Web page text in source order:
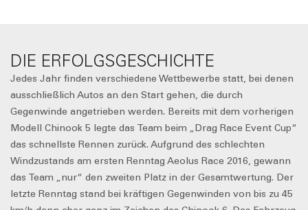
DIE ERFOLGSGESCHICHTE
Jedes Jahr finden verschiedene Wettbewerbe statt, bei denen
ausschließlich Autos an den Start gehen, die durch
Gegenwinde angetrieben werden. Bereits mit dem vorherigen
Modell Chinook 5 legte das Team beim „Drag Race Event Cup“
das schnellste Rennen zurück. Aufgrund des schlechten
Windzustands am ersten Renntag Aeolus Race 2016, gewann
das Team „nur“ den zweiten Platz in der Gesamtwertung. Der
letzte Renntag stand bei kräftigen Gegenwinden von bis zu 45